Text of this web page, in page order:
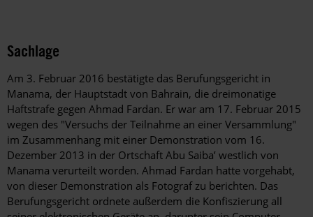
Sachlage
Am 3. Februar 2016 bestätigte das Berufungsgericht in
Manama, der Hauptstadt von Bahrain, die dreimonatige
Haftstrafe gegen Ahmad Fardan. Er war am 17. Februar 2015
wegen des "Versuchs der Teilnahme an einer Versammlung"
im Zusammenhang mit einer Demonstration vom 16.
Dezember 2013 in der Ortschaft Abu Saiba’ westlich von
Manama verurteilt worden. Ahmad Fardan hatte vorgehabt,
von dieser Demonstration als Fotograf zu berichten. Das
Berufungsgericht ordnete außerdem die Konfiszierung all